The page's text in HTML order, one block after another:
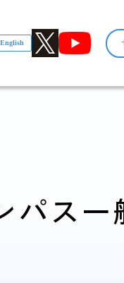
English
パス一